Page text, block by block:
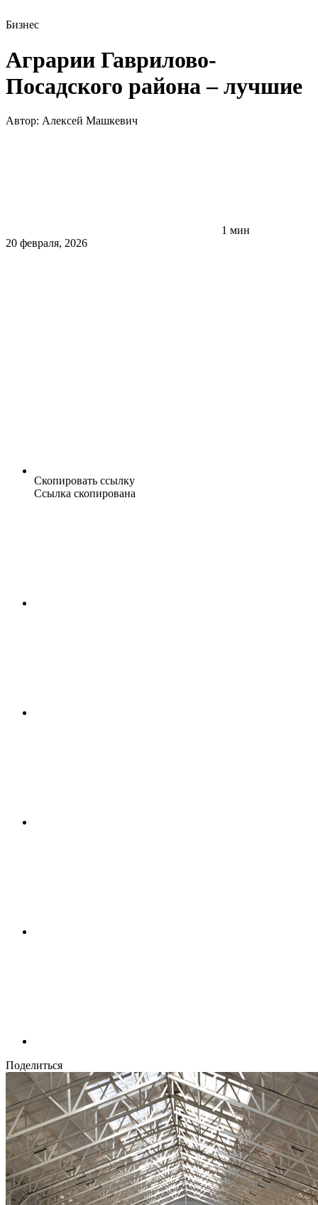
Бизнес
Аграрии Гаврилово-
Посадского района – лучшие
Автор: Алексей Машкевич
1 мин
20 февраля, 2026
Скопировать ссылку
Ссылка скопирована
Поделиться